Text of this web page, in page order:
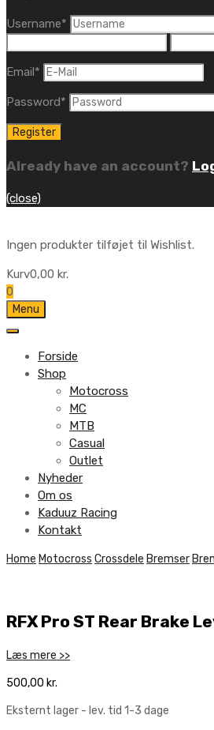
Username*
Email*
Password*
Already have an account?
(close)
Ingen produkter tilføjet til Wishlist.
Kurv0,00 kr.
0
Menu
Forside
Shop
Motocross
MC
MTB
Casual
Outlet
Nyheder
Om os
Kaduuz Racing
Kontakt
Skip
Home Motocross Crossdele Bremser
RFX Pro ST Rear Brake
Læs mere >>
500,00 kr.
Eksternt lager - lev. tid 1-3 dage